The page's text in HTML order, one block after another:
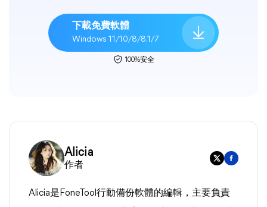
下載免費軟體
Windows 11/10/8/8.1/7
100%安全
Alicia
作者
Alicia是FoneTool行動備份軟體的編輯，主要負責